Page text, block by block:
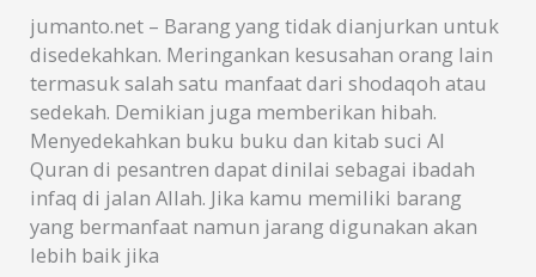
Banget
jumanto.net – Barang yang tidak dianjurkan untuk
disedekahkan. Meringankan kesusahan orang lain
termasuk salah satu manfaat dari shodaqoh atau
sedekah. Demikian juga memberikan hibah.
Menyedekahkan buku buku dan kitab suci Al
Quran di pesantren dapat dinilai sebagai ibadah
infaq di jalan Allah. Jika kamu memiliki barang
yang bermanfaat namun jarang digunakan akan
lebih baik jika